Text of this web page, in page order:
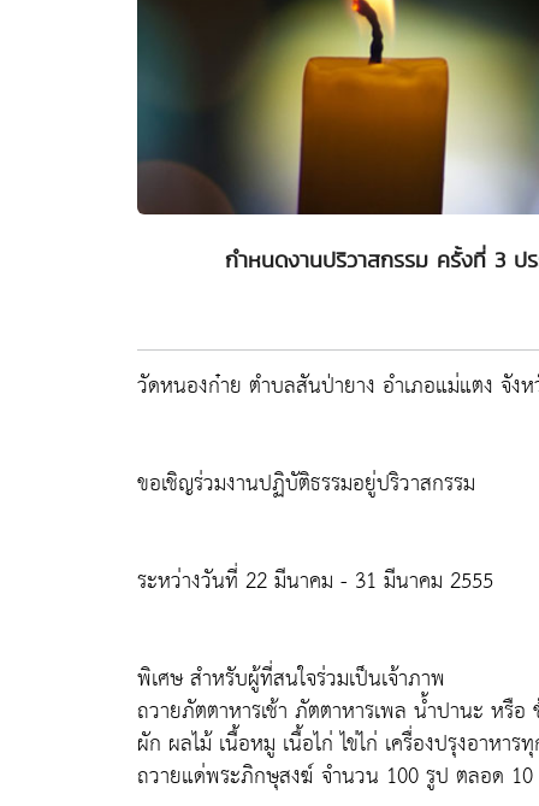
กำหนดงานปริวาสกรรม ครั้งที่ 3 ป
วัดหนองก๋าย ตำบลสันป่ายาง อำเภอแม่แตง จังห
ขอเชิญร่วมงานปฏิบัติธรรมอยู่ปริวาสกรรม
ระหว่างวันที่ 22 มีนาคม - 31 มีนาคม 2555
พิเศษ สำหรับผู้ที่สนใจร่วมเป็นเจ้าภาพ
ถวายภัตตาหารเช้า ภัตตาหารเพล น้ำปานะ หรื
ผัก ผลไม้ เนื้อหมู เนื้อไก่ ไข่ไก่ เครื่องปรุงอาหาร
ถวายแด่พระภิกษุสงฆ์ จำนวน 100 รูป ตลอด